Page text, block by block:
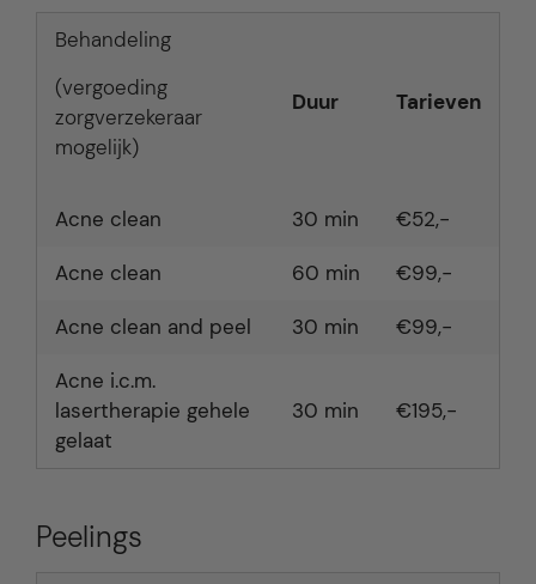
Behandeling
(vergoeding
zorgverzekeraar
mogelijk)
Duur Tarieven
Acne clean 30 min €52,-
Acne clean 60 min €99,-
Acne clean and peel 30 min €99,-
Acne i.c.m.
lasertherapie gehele
gelaat
30 min €195,-
Peelings